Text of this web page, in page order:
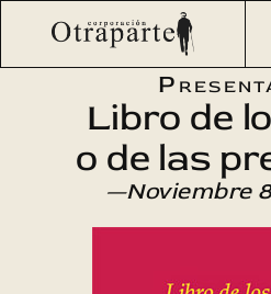
Saltar
Otraparte.org/Agenda Cultural
viajes o de las
Libro de
o de las
—Noviembre